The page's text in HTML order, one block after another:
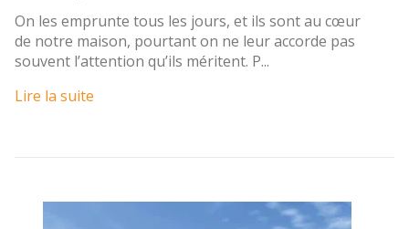
On les emprunte tous les jours, et ils sont au cœur
de notre maison, pourtant on ne leur accorde pas
souvent l’attention qu’ils méritent. P...
Lire la suite